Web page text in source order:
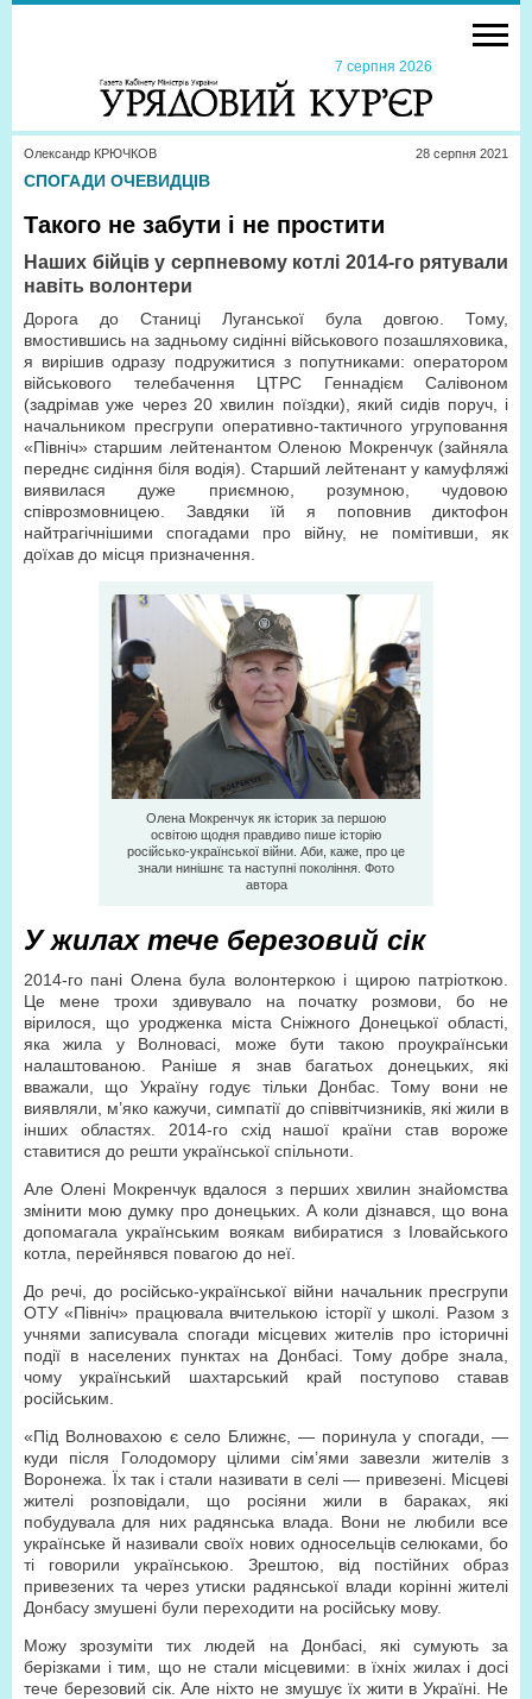
7 серпня 2026
Олександр КРЮЧКОВ 28 серпня 2021
СПОГАДИ ОЧЕВИДЦІВ
Такого не забути і не простити
Наших бійців у серпневому котлі 2014-го рятували
навіть волонтери
Дорога до Станиці Луганської була довгою. Тому,
вмостившись на задньому сидінні військового позашляховика,
я вирішив одразу подружитися з попутниками: оператором
військового телебачення ЦТРС Геннадієм Салівоном
(задрімав уже через 20 хвилин поїздки), який сидів поруч, і
начальником пресгрупи оперативно-тактичного угруповання
«Північ» старшим лейтенантом Оленою Мокренчук (зайняла
переднє сидіння біля водія). Старший лейтенант у камуфляжі
виявилася дуже приємною, розумною, чудовою
співрозмовницею. Завдяки їй я поповнив диктофон
найтрагічнішими спогадами про війну, не помітивши, як
доїхав до місця призначення.
Олена Мокренчук як історик за першою
освітою щодня правдиво пише історію
російсько-української війни. Аби, каже, про це
знали нинішнє та наступні покоління. Фото
автора
У жилах тече березовий сік
2014-го пані Олена була волонтеркою і щирою патріоткою.
Це мене трохи здивувало на початку розмови, бо не
вірилося, що уродженка міста Сніжного Донецької області,
яка жила у Волновасі, може бути такою проукраїнськи
налаштованою. Раніше я знав багатьох донецьких, які
вважали, що Україну годує тільки Донбас. Тому вони не
виявляли, м’яко кажучи, симпатії до співвітчизників, які жили в
інших областях. 2014-го схід нашої країни став вороже
ставитися до решти української спільноти.
Але Олені Мокренчук вдалося з перших хвилин знайомства
змінити мою думку про донецьких. А коли дізнався, що вона
допомагала українським воякам вибиратися з Іловайського
котла, перейнявся повагою до неї.
До речі, до російсько-української війни начальник пресгрупи
ОТУ «Північ» працювала вчителькою історії у школі. Разом з
учнями записувала спогади місцевих жителів про історичні
події в населених пунктах на Донбасі. Тому добре знала,
чому український шахтарський край поступово ставав
російським.
«Під Волновахою є село Ближнє, — поринула у спогади, —
куди після Голодомору цілими сім’ями завезли жителів з
Воронежа. Їх так і стали називати в селі — привезені. Місцеві
жителі розповідали, що росіяни жили в бараках, які
побудувала для них радянська влада. Вони не любили все
українське й називали своїх нових односельців селюками, бо
ті говорили українською. Зрештою, від постійних образ
привезених та через утиски радянської влади корінні жителі
Донбасу змушені були переходити на російську мову.
Можу зрозуміти тих людей на Донбасі, які сумують за
берізками і тим, що не стали місцевими: в їхніх жилах і досі
тече березовий сік. Але ніхто не змушує їх жити в Україні. Не